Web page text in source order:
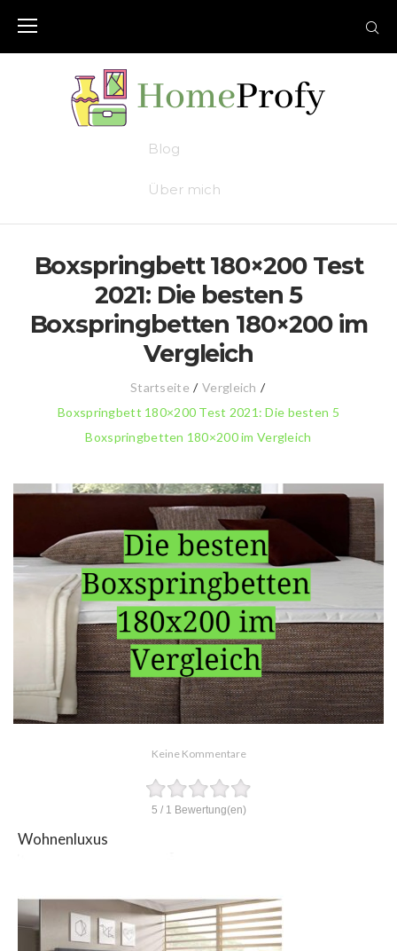
Blog
Über mich
Boxspringbett 180×200 Test
2021: Die besten 5
Boxspringbetten 180×200 im
Vergleich
Startseite / Vergleich /
Boxspringbett 180×200 Test 2021: Die besten 5
Boxspringbetten 180×200 im Vergleich
Keine Kommentare
5 / 1 Bewertung(en)
Wohnenluxus